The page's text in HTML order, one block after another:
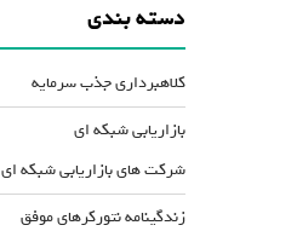
دسته بندی
کلاهبرداری جذب سرمایه
بازاریابی شبکه ای
شرکت های بازاریابی شبکه ای
زندگینامه نتورکرهای موفق